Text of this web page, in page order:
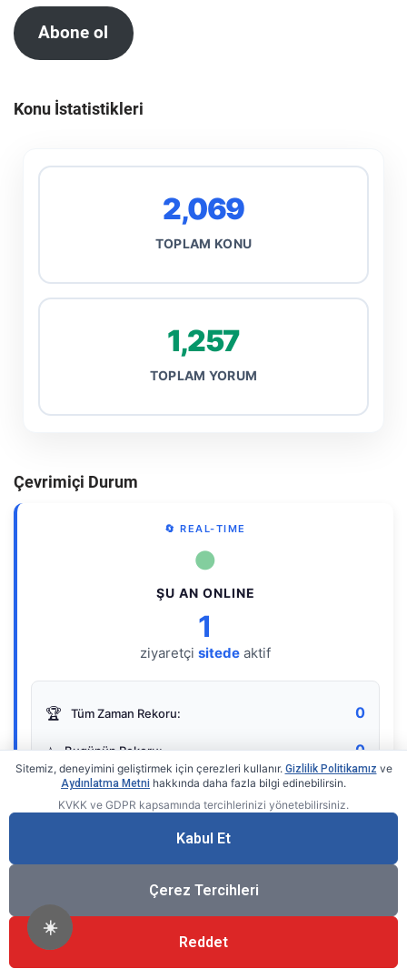
☀️
Abone ol
Konu İstatistikleri
2,069
TOPLAM KONU
1,257
TOPLAM YORUM
Çevrimiçi Durum
🔄 REAL-TIME
●
ŞU AN ONLINE
1
ziyaretçi sitede aktif
🏆 Tüm Zaman Rekoru: 0
⭐ Bugünün Rekoru: 0
Gerçek zamanlı sayaç
Sitemiz, deneyimini geliştirmek için çerezleri kullanır. Gizlilik Politikamız ve
Aydınlatma Metni hakkında daha fazla bilgi edinebilirsin.
KVKK ve GDPR kapsamında tercihlerinizi yönetebilirsiniz.
Kabul Et
Çerez Tercihleri
Reddet